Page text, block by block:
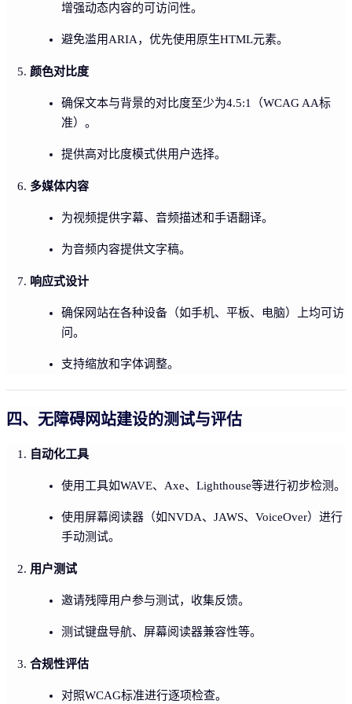
增强动态内容的可访问性。
避免滥用ARIA，优先使用原生HTML元素。
颜色对比度
确保文本与背景的对比度至少为4.5:1（WCAG AA标
准）。
提供高对比度模式供用户选择。
多媒体内容
为视频提供字幕、音频描述和手语翻译。
为音频内容提供文字稿。
响应式设计
确保网站在各种设备（如手机、平板、电脑）上均可访
问。
支持缩放和字体调整。
四、无障碍网站建设的测试与评估
自动化工具
使用工具如WAVE、Axe、Lighthouse等进行初步检测。
使用屏幕阅读器（如NVDA、JAWS、VoiceOver）进行
手动测试。
用户测试
邀请残障用户参与测试，收集反馈。
测试键盘导航、屏幕阅读器兼容性等。
合规性评估
对照WCAG标准进行逐项检查。